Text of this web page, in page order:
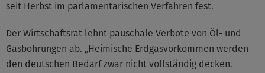
seit Herbst im parlamentarischen Verfahren fest.
Der Wirtschaftsrat lehnt pauschale Verbote von Öl- und
Gasbohrungen ab. „Heimische Erdgasvorkommen werden
den deutschen Bedarf zwar nicht vollständig decken.